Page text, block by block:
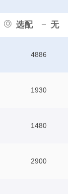
选配 无
4886
1930
1480
2900